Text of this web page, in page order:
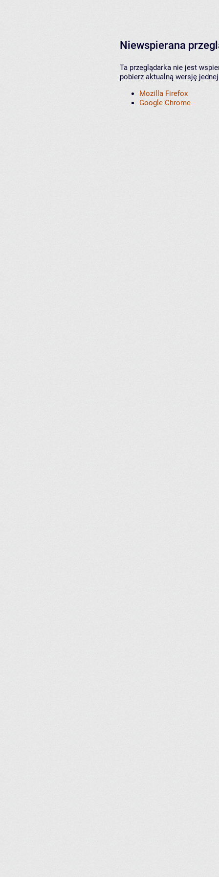
Niewspierana
Ta przeglądarka nie jest
pobierz aktualną wersję
Mozilla Firefox
Google Chrome